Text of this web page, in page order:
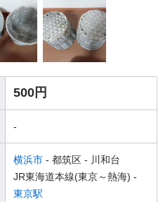
500円
-
横浜市 - 都筑区 - 川和台
JR東海道本線(東京～熱海) -
東京駅